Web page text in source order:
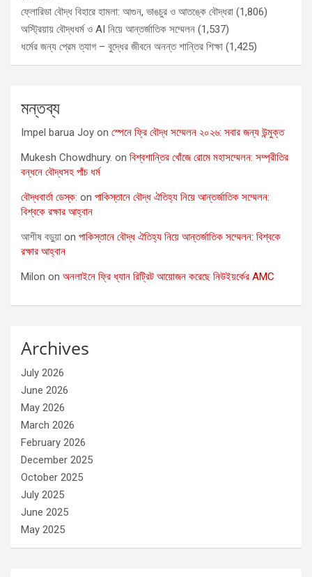
ফ্লোরিডা বৌদ্ধ বিহারে হামলা: আগুন, ভাঙচুর ও আতঙ্কে বৌদ্ধরা (1,806)
অস্ট্রিয়ায় বৌদ্ধধর্ম ও AI নিয়ে আন্তর্জাতিক সম্মেলন (1,537)
ধর্মের জন্য প্রেম ত্যাগ – বুদ্ধের জীবনে অনন্ত শান্তির শিক্ষা (1,425)
মন্তব্য
Impel barua Joy on স্পেনে ফ্রি বৌদ্ধ সম্মেলন ২০২৬: সবার জন্য উন্মুক্ত
Mukesh Chowdhury. on বিশ্বশান্তির খোঁজে রোমে মহাসম্মেলন: সম্প্রীতির
বন্ধনে বৌদ্ধসহ পাঁচ ধর্ম
বৌদ্ধবার্তা ডেস্ক: on পাকিস্তানে বৌদ্ধ ঐতিহ্য নিয়ে আন্তর্জাতিক সম্মেলন:
বিশ্বকে রক্ষার আহ্বান
আশীষ বড়ুয়া on পাকিস্তানে বৌদ্ধ ঐতিহ্য নিয়ে আন্তর্জাতিক সম্মেলন: বিশ্বকে
রক্ষার আহ্বান
Milon on অনলাইনে ফ্রি ধ্যান রিট্রিট আয়োজন করেছে নিউইয়র্কের AMC
Archives
July 2026
June 2026
May 2026
March 2026
February 2026
December 2025
October 2025
July 2025
June 2025
May 2025